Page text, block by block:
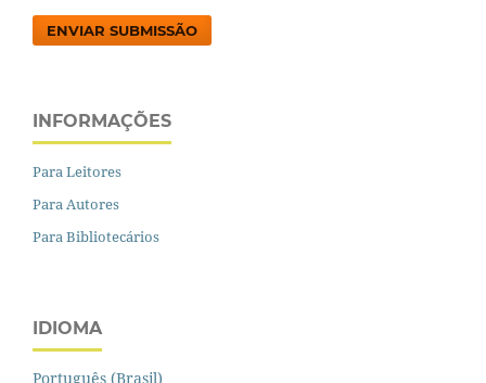
ENVIAR SUBMISSÃO
INFORMAÇÕES
Para Leitores
Para Autores
Para Bibliotecários
IDIOMA
Português (Brasil)